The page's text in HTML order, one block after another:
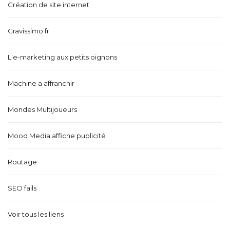
Création de site internet
Gravissimo.fr
L'e-marketing aux petits oignons
Machine a affranchir
Mondes Multijoueurs
Mood Media affiche publicité
Routage
SEO fails
Voir tous les liens